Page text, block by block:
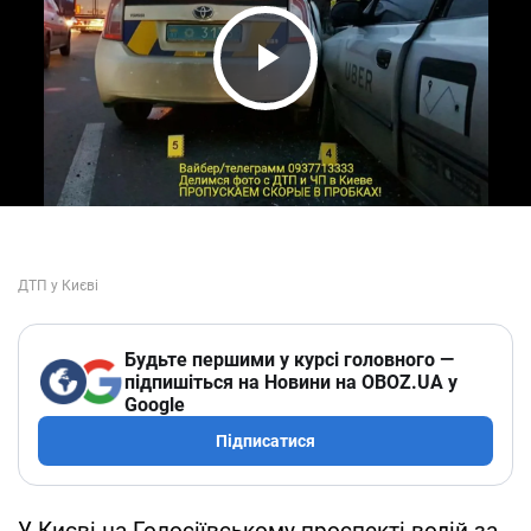
Play Video
Будьте першими у курсі головного —
підпишіться на Новини на OBOZ.UA у
Google
Підписатися